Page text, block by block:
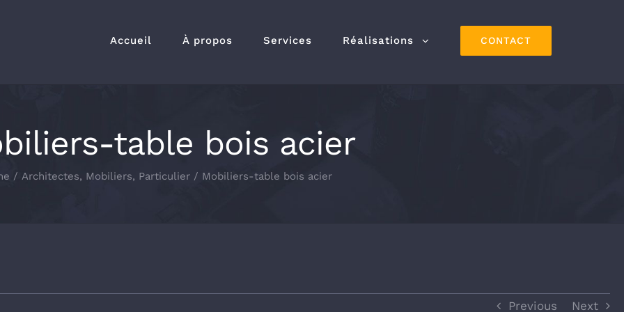
Accueil À propos Services Réalisations CONTACT
table bois acier
/ Architectes, Mobiliers, Particulier / Mobiliers-table bois acier
Previous Next